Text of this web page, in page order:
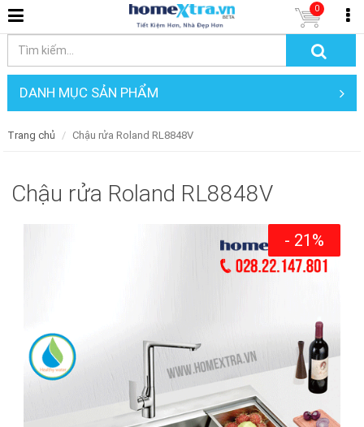
0
DANH MỤC SẢN PHẨM
Trang chủ Chậu rửa Roland RL8848V
Chậu rửa Roland RL8848V
- 21%